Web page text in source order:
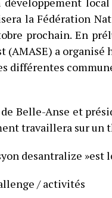
la Fédération
prochain. En
(AMASE) a
différentes
Belle-Anse et
travaillera sur un
desantralize
/ activités